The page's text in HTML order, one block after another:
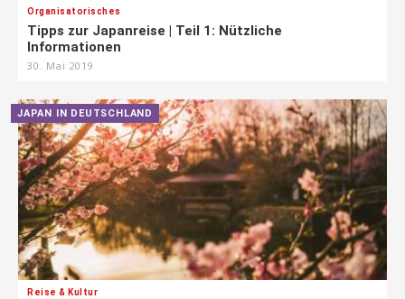
Organisatorisches
Tipps zur Japanreise | Teil 1: Nützliche
Informationen
30. Mai 2019
JAPAN IN DEUTSCHLAND
Reise & Kultur